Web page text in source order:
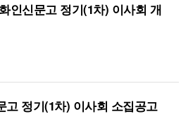
인신문고 정기(1차) 이사회 개
고 정기(1차) 이사회 소집공고